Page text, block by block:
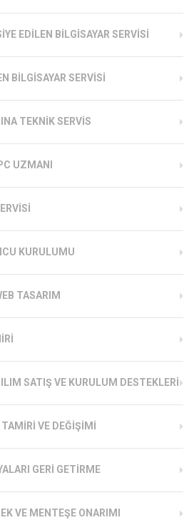
EDILEN BILGISAYAR SERVISI
BILGISAYAR SERVISI
TEKNIK SERVIS
UZMANI
KURULUMU
TASARIM
SATIŞ VE KURULUM DESTEKLERI
VE DEĞIŞIMI
GERI GETIRME
VE MENTEŞE ONARIMI